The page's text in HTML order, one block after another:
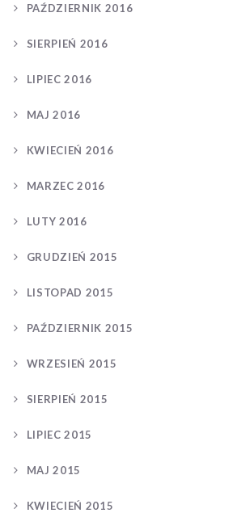
PAŹDZIERNIK 2016
SIERPIEŃ 2016
LIPIEC 2016
MAJ 2016
KWIECIEŃ 2016
MARZEC 2016
LUTY 2016
GRUDZIEŃ 2015
LISTOPAD 2015
PAŹDZIERNIK 2015
WRZESIEŃ 2015
SIERPIEŃ 2015
LIPIEC 2015
MAJ 2015
KWIECIEŃ 2015